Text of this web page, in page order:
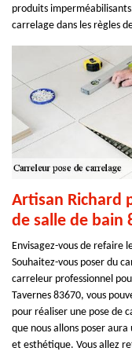
produits
carrelage dans les règles
Artisan Richard
de salle de bain
Envisagez-vous de refaire
Souhaitez-vous poser du
carreleur professionnel
Tavernes 83670, vous
pour réaliser une pose de
que nous allons poser
et esthétique. Vous allez